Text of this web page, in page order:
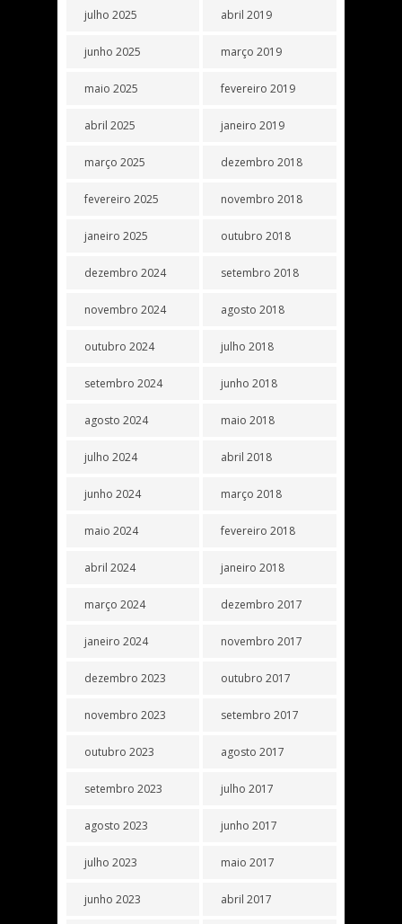
julho 2025
junho 2025
maio 2025
abril 2025
março 2025
fevereiro 2025
janeiro 2025
dezembro 2024
novembro 2024
outubro 2024
setembro 2024
agosto 2024
julho 2024
junho 2024
maio 2024
abril 2024
março 2024
janeiro 2024
dezembro 2023
novembro 2023
outubro 2023
setembro 2023
agosto 2023
julho 2023
junho 2023
abril 2019
março 2019
fevereiro 2019
janeiro 2019
dezembro 2018
novembro 2018
outubro 2018
setembro 2018
agosto 2018
julho 2018
junho 2018
maio 2018
abril 2018
março 2018
fevereiro 2018
janeiro 2018
dezembro 2017
novembro 2017
outubro 2017
setembro 2017
agosto 2017
julho 2017
junho 2017
maio 2017
abril 2017